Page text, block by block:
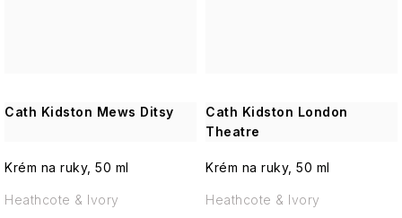
Cath Kidston Mews Ditsy
Krém na ruky, 50 ml
Heathcote & Ivory
Cath Kidston London
Theatre
Krém na ruky, 50 ml
Heathcote & Ivory